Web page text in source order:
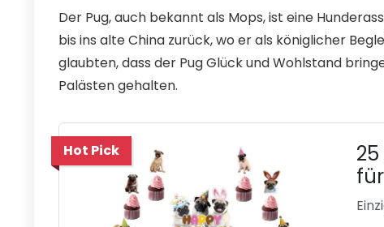
Der Pug, auch bekannt als Mops, ist eine
bis ins alte China zurück, wo er als königlicher
glaubten, dass der Pug Glück und Wohlstand
Palästen gehalten.
Hot Pick